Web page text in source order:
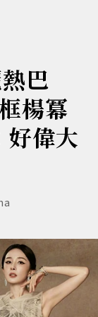
巴
楊冪
好偉大